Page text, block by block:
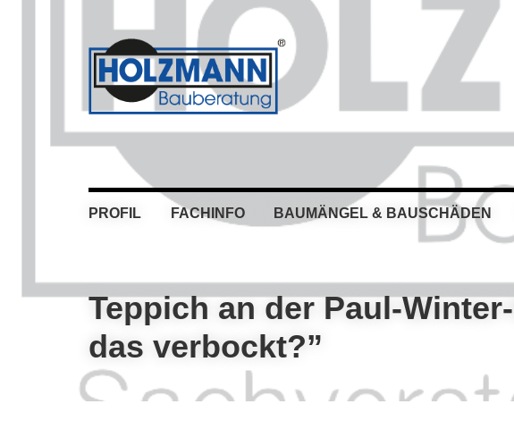
PROFIL FACHINFO BAUMÄNGEL & BAUSCHÄDEN
Teppich an der Paul-
das verbockt?”